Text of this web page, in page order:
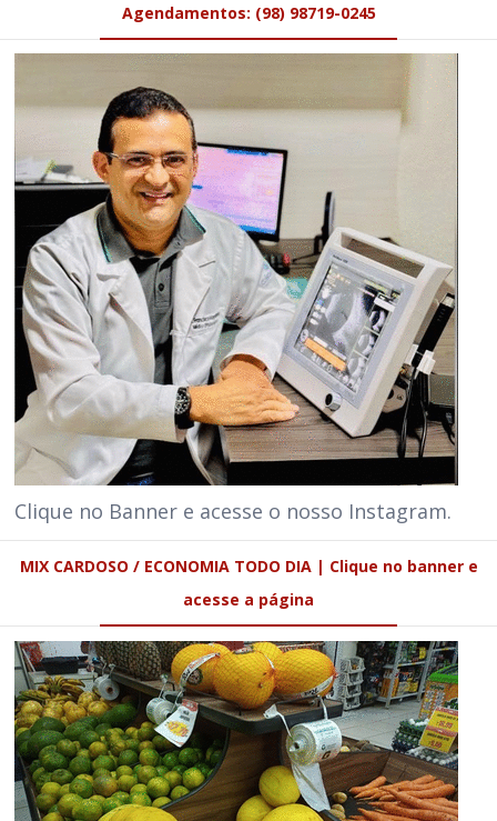
Agendamentos: (98) 98719-0245
Clique no Banner e acesse o nosso Instagram.
MIX CARDOSO / ECONOMIA TODO DIA | Clique no banner e
acesse a página